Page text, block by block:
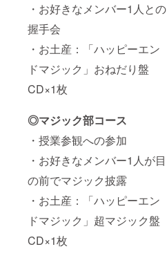
・お好きなメンバー1人との
握手会
・お土産：「ハッピーエン
ドマジック」おねだり盤
CD×1枚
◎マジック部コース
・授業参観への参加
・お好きなメンバー1人が目
の前でマジック披露
・お土産：「ハッピーエン
ドマジック」超マジック盤
CD×1枚